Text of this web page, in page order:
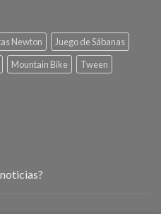
Newton
Juego de Sábanas
Mountain Bike
Tween